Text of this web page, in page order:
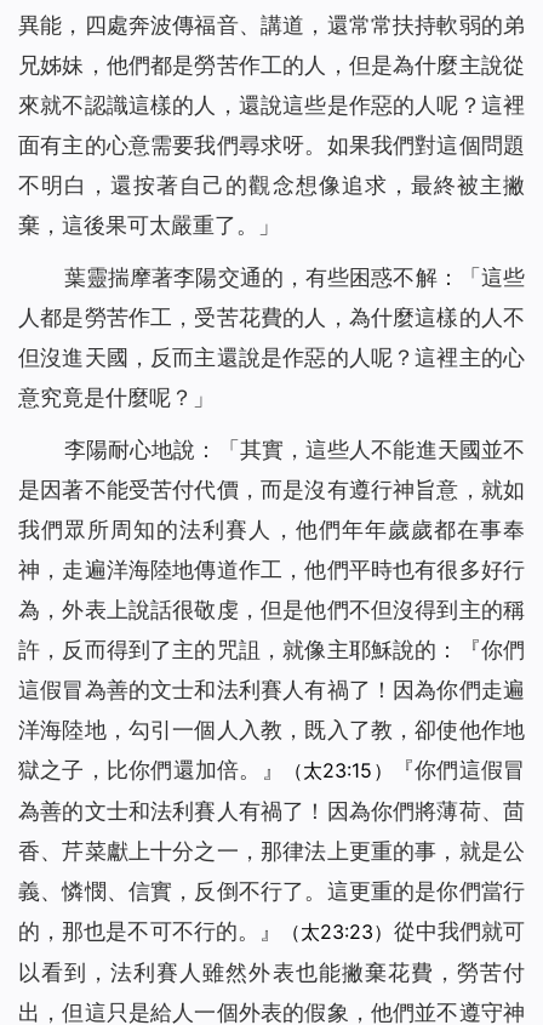
異能，四處奔波傳福音、講道，還常常扶持軟弱的弟
兄姊妹，他們都是勞苦作工的人，但是為什麼主說從
來就不認識這樣的人，還說這些是作惡的人呢？這裡
面有主的心意需要我們尋求呀。如果我們對這個問題
不明白，還按著自己的觀念想像追求，最終被主撇
棄，這後果可太嚴重了。」
葉靈揣摩著李陽交通的，有些困惑不解：「這些
人都是勞苦作工，受苦花費的人，為什麼這樣的人不
但沒進天國，反而主還說是作惡的人呢？這裡主的心
意究竟是什麼呢？」
李陽耐心地說：「其實，這些人不能進天國並不
是因著不能受苦付代價，而是沒有遵行神旨意，就如
我們眾所周知的法利賽人，他們年年歲歲都在事奉
神，走遍洋海陸地傳道作工，他們平時也有很多好行
為，外表上說話很敬虔，但是他們不但沒得到主的稱
許，反而得到了主的咒詛，就像主耶穌說的：『你們
這假冒為善的文士和法利賽人有禍了！因為你們走遍
洋海陸地，勾引一個人入教，既入了教，卻使他作地
獄之子，比你們還加倍。
』 （太23:15） 『你們這假冒
為善的文士和法利賽人有禍了！因為你們將薄荷、茴
香、芹菜獻上十分之一，那律法上更重的事，就是公
義、憐憫、信實，反倒不行了。這更重的是你們當行
的，那也是不可不行的。
』 （太23:23） 從中我們就可
以看到，法利賽人雖然外表也能撇棄花費，勞苦付
出，但這只是給人一個外表的假象，他們並不遵守神